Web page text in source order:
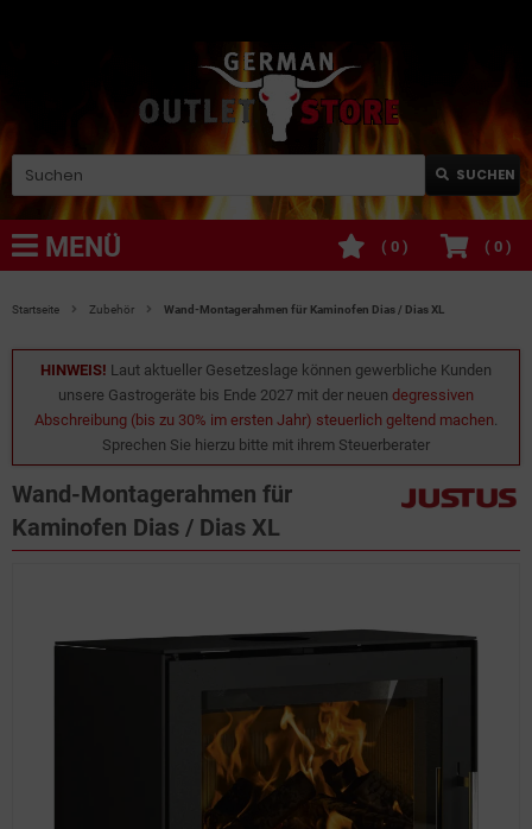
SUCHEN
MENÜ ( 0 )
( 0 )
Startseite Zubehör Wand-Montagerahmen für Kaminofen Dias / Dias XL
HINWEIS! Laut aktueller Gesetzeslage können gewerbliche Kunden
unsere Gastrogeräte bis Ende 2027 mit der neuen degressiven
Abschreibung (bis zu 30% im ersten Jahr) steuerlich geltend machen.
Sprechen Sie hierzu bitte mit ihrem Steuerberater
Wand-Montagerahmen für
Kaminofen Dias / Dias XL